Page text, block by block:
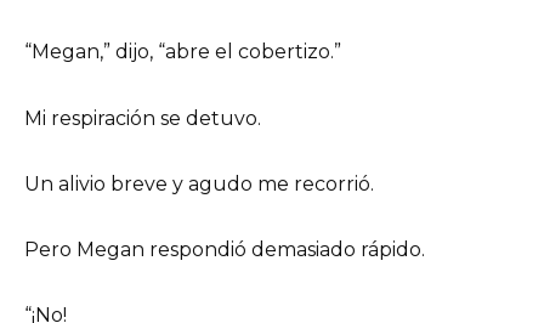
“Megan,” dijo, “abre el cobertizo.”
Mi respiración se detuvo.
Un alivio breve y agudo me recorrió.
Pero Megan respondió demasiado rápido.
“¡No!